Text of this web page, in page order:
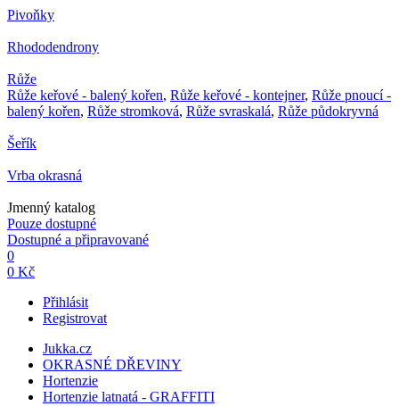
Pivoňky
Rhododendrony
Růže
Růže keřové - balený kořen, Růže keřové - kontejner, Růže pnoucí -
balený kořen, Růže stromková, Růže svraskalá, Růže půdokryvná
Šeřík
Vrba okrasná
Jmenný katalog
Pouze dostupné
Dostupné a připravované
0
0 Kč
Přihlásit
Registrovat
Jukka.cz
OKRASNÉ DŘEVINY
Hortenzie
Hortenzie latnatá - GRAFFITI